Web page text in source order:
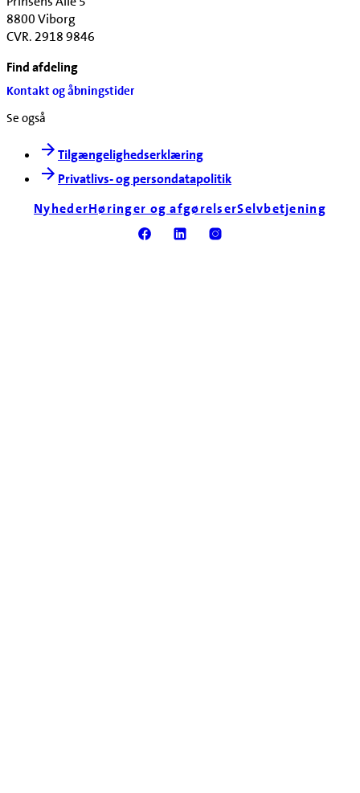
8800 Viborg
CVR. 2918 9846
Find afdeling
Kontakt og åbningstider
Se også
Tilgængelighedserklæring
Privatlivs- og persondatapolitik
NyhederHøringer og afgørelserSelvbetjening